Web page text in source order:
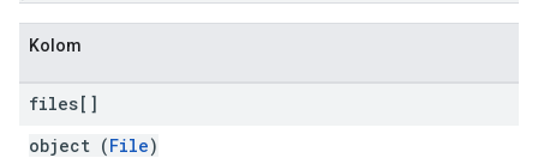
Kolom
files[]
object (File)